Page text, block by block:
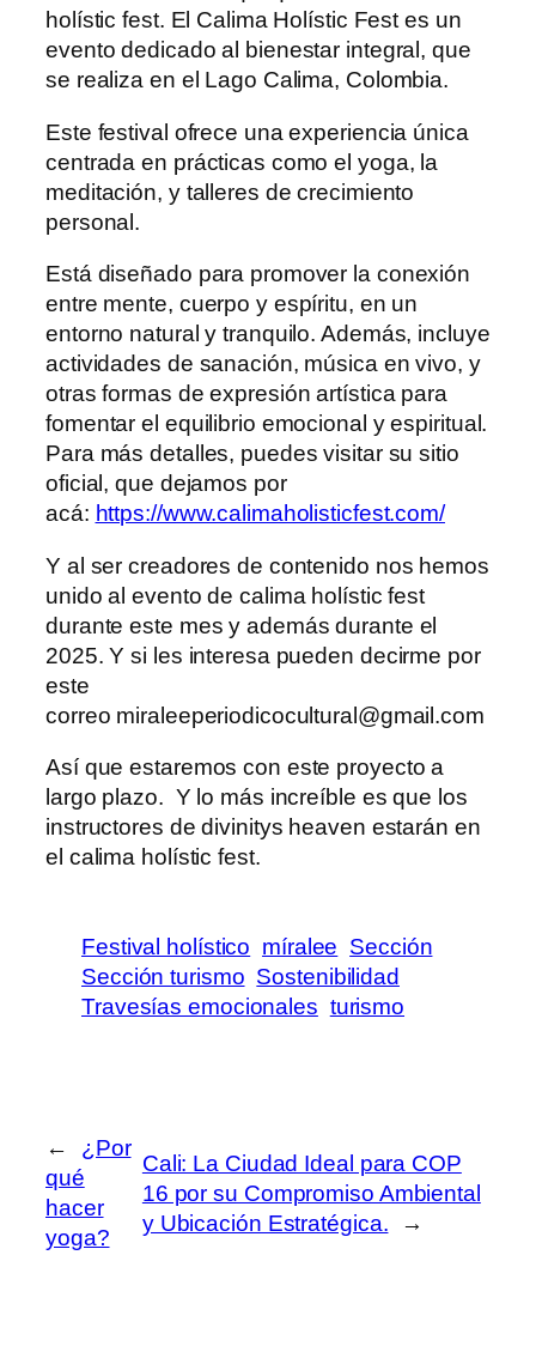
holístic fest. El Calima Holístic Fest es un
evento dedicado al bienestar integral, que
se realiza en el Lago Calima, Colombia.
Este festival ofrece una experiencia única
centrada en prácticas como el yoga, la
meditación, y talleres de crecimiento
personal.
Está diseñado para promover la conexión
entre mente, cuerpo y espíritu, en un
entorno natural y tranquilo. Además, incluye
actividades de sanación, música en vivo, y
otras formas de expresión artística para
fomentar el equilibrio emocional y espiritual.
Para más detalles, puedes visitar su sitio
oficial, que dejamos por
acá: https://www.calimaholisticfest.com/
Y al ser creadores de contenido nos hemos
unido al evento de calima holístic fest
durante este mes y además durante el
2025. Y si les interesa pueden decirme por
este
correo miraleeperiodicocultural@gmail.com
Así que estaremos con este proyecto a
largo plazo. Y lo más increíble es que los
instructores de divinitys heaven estarán en
el calima holístic fest.
Festival holístico míralee Sección
Sección turismo Sostenibilidad
Travesías emocionales turismo
←
¿Por
qué
hacer
yoga?
Cali: La Ciudad Ideal para COP
16 por su Compromiso Ambiental
y Ubicación Estratégica.
→